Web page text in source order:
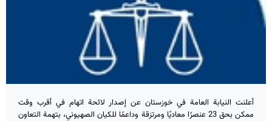
أعلنت النيابة العامة في خوزستان عن إصدار لائحة اتهام في أقرب وقت
ممكن بحق 23 عنصرًا معاديًا ومرتزقة وداعمًا للكيان الصهيوني، بتهمة التعاون